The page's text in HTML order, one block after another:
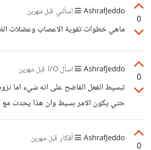
أشخاص يتعلمون هذه الصفة (النظرة
انفسهم الا انهم يعيشون الدور ( اعمل كبير
تغنى ) فيتكلم بطريقة أنا أنا وانتم لا شيء
هذا نرى ان الانسان الملييييء
وخدوم ويرى رقيه ومكانته
0
AshrafJeddo اسألني قبل شهرين
ماهي خطوات تقوية الاعصاب وعضلات
0
AshrafJeddo اسأل I/O قبل شهرين
تبسيط الفعل الفاضح على انه شيء اما
حتي يكون الامر بسيط وان هذا يحدث مع
الردع يزيد من هذه المدمرات كثره السفاء
الذين سمح لهم مناقشة مثل هذه الامور
0
AshrafJeddo أفكار قبل شهرين